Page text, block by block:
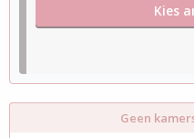
Kies
Geen